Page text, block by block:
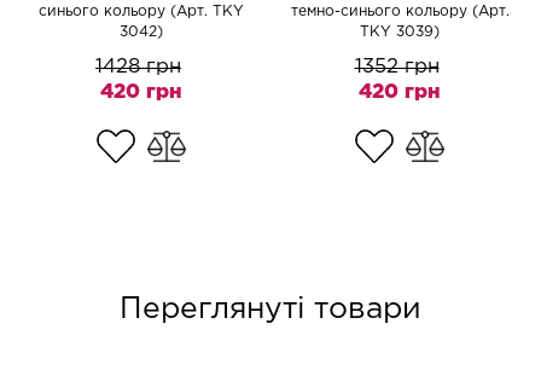
синього кольору (Арт. TKY
3042)
1428 грн
420 грн
темно-синього кольору (Арт.
TKY 3039)
1352 грн
420 грн
Переглянуті товари